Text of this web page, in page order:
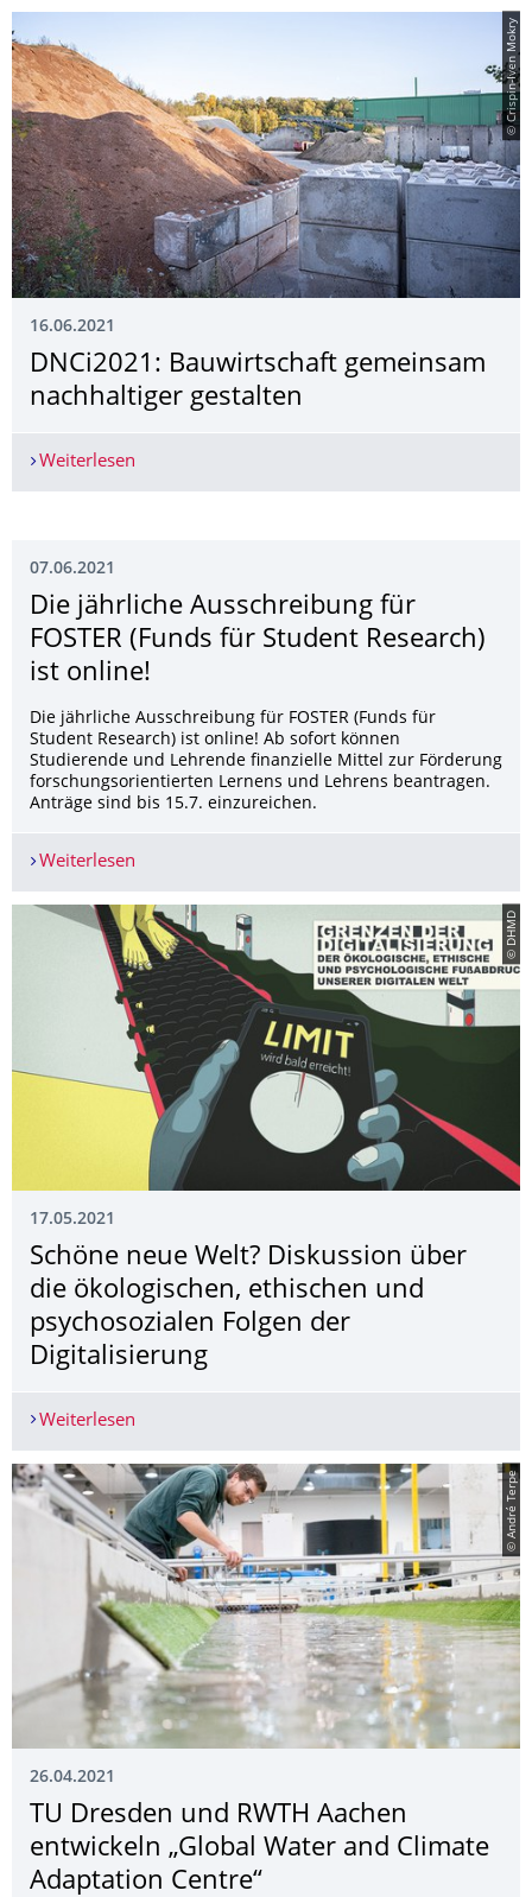
© Crispin-Iven Mokry
16.06.2021
DNCi2021: Bauwirtschaft gemeinsam
nachhaltiger gestalten
Weiterlesen
07.06.2021
Die jährliche Ausschreibung für
FOSTER (Funds für Student Research)
ist online!
Die jährliche Ausschreibung für FOSTER (Funds für
Student Research) ist online! Ab sofort können
Studierende und Lehrende finanzielle Mittel zur Förderung
forschungsorientierten Lernens und Lehrens beantragen.
Anträge sind bis 15.7. einzureichen.
Weiterlesen
© DHMD
17.05.2021
Schöne neue Welt? Diskussion über
die ökologischen, ethischen und
psychosozialen Folgen der
Digitalisierung
Weiterlesen
© André Terpe
26.04.2021
TU Dresden und RWTH Aachen
entwickeln „Global Water and Climate
Adaptation Centre“